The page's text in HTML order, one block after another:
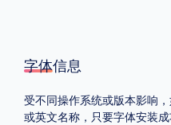
字体信息
受不同操作系统或版本影响
或英文名称，只要字体安装